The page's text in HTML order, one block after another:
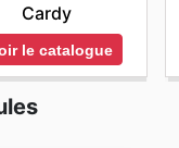
Cardy
le catalogue